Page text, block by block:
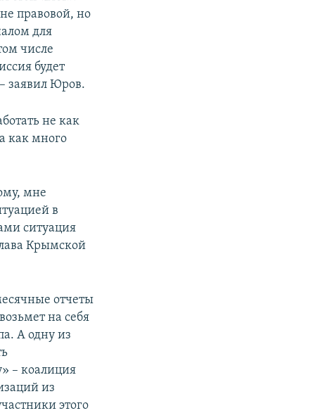
правовой, но
для
числе
будет
заявил Юров.
не как
как много
мне
в
ситуация
Крымской
отчеты
на себя
А одну из
– коалиция
из
этого